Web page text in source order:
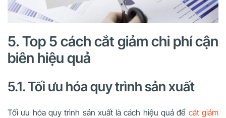
5. Top 5 cách cắt giảm chi phí cận
biên hiệu quả
5.1. Tối ưu hóa quy trình sản xuất
Tối ưu hóa quy trình sản xuất là cách hiệu quả để cắt giảm